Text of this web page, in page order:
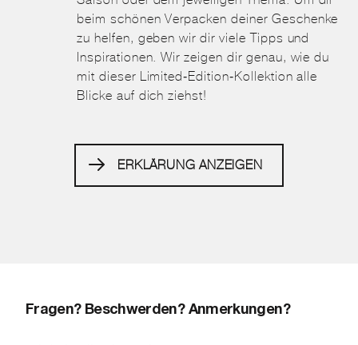
beim schönen Verpacken deiner Geschenke
zu helfen, geben wir dir viele Tipps und
Inspirationen. Wir zeigen dir genau, wie du
mit dieser Limited-Edition-Kollektion alle
Blicke auf dich ziehst!
ERKLÄRUNG ANZEIGEN
Fragen? Beschwerden? Anmerkungen?